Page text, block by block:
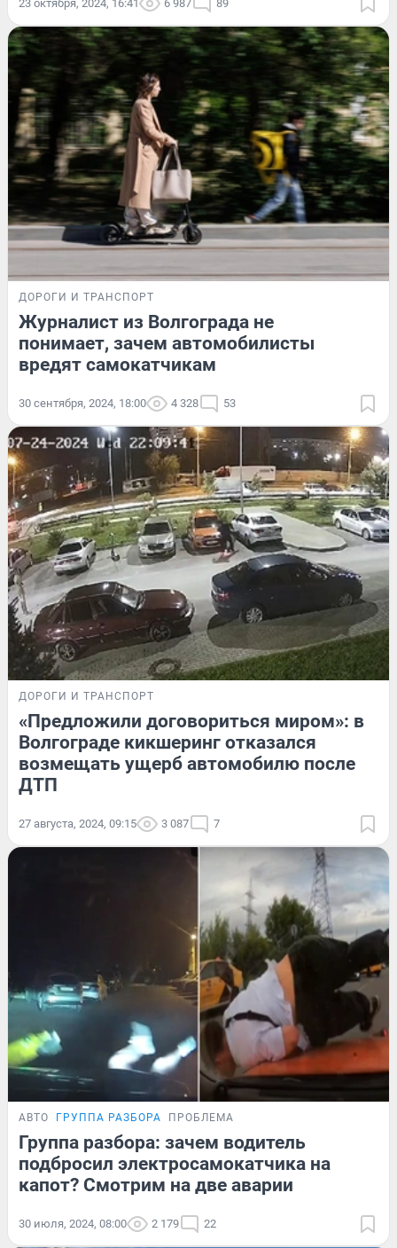
23 октября, 2024, 16:41 6 987 89
ДОРОГИ И ТРАНСПОРТ
Журналист из Волгограда не
понимает, зачем автомобилисты
вредят самокатчикам
30 сентября, 2024, 18:00 4 328 53
ДОРОГИ И ТРАНСПОРТ
«Предложили договориться миром»: в
Волгограде кикшеринг отказался
возмещать ущерб автомобилю после
ДТП
27 августа, 2024, 09:15 3 087 7
АВТО ГРУППА РАЗБОРА ПРОБЛЕМА
Группа разбора: зачем водитель
подбросил электросамокатчика на
капот? Смотрим на две аварии
30 июля, 2024, 08:00 2 179 22